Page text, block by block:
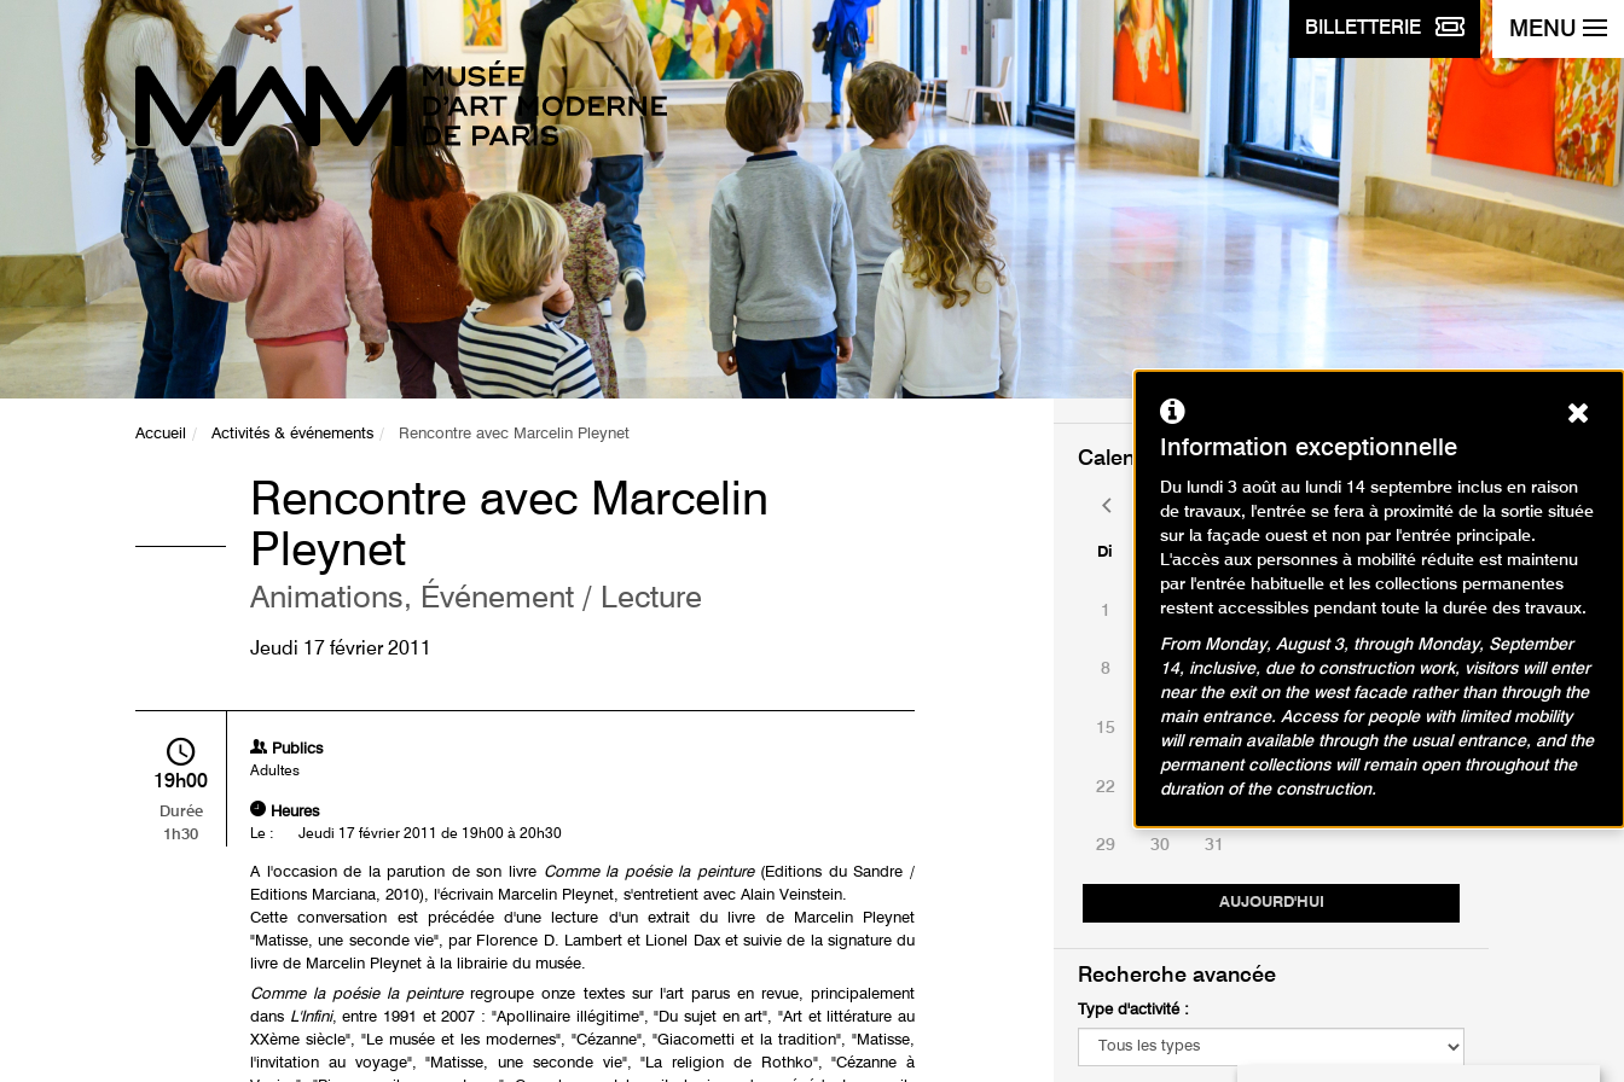
BILLETTERIE MENU
Accueil Activités & événements Rencontre avec Marcelin Pleynet
Rencontre avec Marcelin
Pleynet
Animations, Événement / Lecture
Jeudi 17 février 2011
19h00
Durée
1h30
Publics
Adultes
Heures
Le : Jeudi 17 février 2011 de 19h00 à 20h30
A l'occasion de la parution de son livre Comme la poésie la peinture(Editions du Sandre /
Editions Marciana, 2010), l'écrivain Marcelin Pleynet, s'entretient avec Alain Veinstein.
Cette conversation est précédée d'une lecture d'un extrait du livre de Marcelin Pleynet
"Matisse, une seconde vie", par Florence D. Lambert et Lionel Dax et suivie de la signature du
livre de Marcelin Pleynet à la librairie du musée.
Comme la poésie la peintureregroupe onze textes sur l'art parus en revue, principalement
dans L'Infini, entre 1991 et 2007 : "Apollinaire illégitime", "Du sujet en art", "Art et littérature au
XXème siècle", "Le musée et les modernes", "Cézanne", "Giacometti et la tradition", "Matisse,
l'invitation au voyage", "Matisse, une seconde vie", "La religion de Rothko", "Cézanne à
Calendrier des événements
décembre 2024
Di Lu Ma Ve Sa
AUJOURD'HUI
1 2 3 4 5 6 7
8 9 10 11 12 13 14
15 17 18 19 20
22 23 24 25 26 27
29 30 31
Mois
précédent
Mois
suivant
Recherche avancée
Type d'activité :
Information exceptionnelle
Du lundi 3 août au lundi 14 septembre inclus en raison
de travaux, l'entrée se fera à proximité de la sortie située
sur la façade ouest et non par l'entrée principale.
L'accès aux personnes à mobilité réduite est maintenu
par l'entrée habituelle et les collections permanentes
restent accessibles pendant toute la durée des travaux.
From Monday, August 3, through Monday, September
14, inclusive, due to construction work, visitors will enter
near the exit on the west facade rather than through the
main entrance. Access for people with limited mobility
will remain available through the usual entrance, and the
permanent collections will remain open throughout the
duration of the construction.